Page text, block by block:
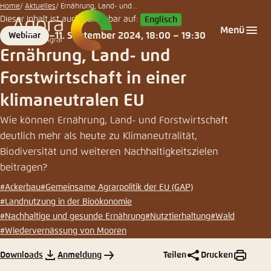
Zum
Hauptinhalt
gehen
Menü
Home Aktuelles Ernährung, Land- und...
Dieser Inhalt ist auch verfügbar auf: Englisch
Format
Webinar
Date
11. September 2024, 18:00 – 19:30
Ernährung, Land- und
Forstwirtschaft in einer
klimaneutralen EU
Wie können Ernährung, Land- und Forstwirtschaft
deutlich mehr als heute zu Klimaneutralität,
Biodiversität und weiteren Nachhaltigkeitszielen
beitragen?
#Ackerbau#Gemeinsame Agrarpolitik der EU (GAP)
#Landnutzung in der Bioökonomie
#Nachhaltige und gesunde Ernährung#Nutztierhaltung#Wald
#Wiedervernässung von Mooren
Agora
Agrar
Downloads Anmeldung Teilen Drucken
Login
Melden Sie sich an um ..., ... und ... zu verwalten.
Passwort* Passwort vergessen?
Anmelden
Noch kein Benutzerkonto?
Abbrechen
Sprache auswählen
Englisch
Deutsch
Agora Think Tanks
Erscheinungsbild der Webseite
Diese Webseite passt ihr Farbschema basierend
auf Ihren Einstellungen an. Wählen Sie aus,
welches Farbschema Sie für diese Webseite
verwenden möchten.
Close
Dunkel
Automatisch